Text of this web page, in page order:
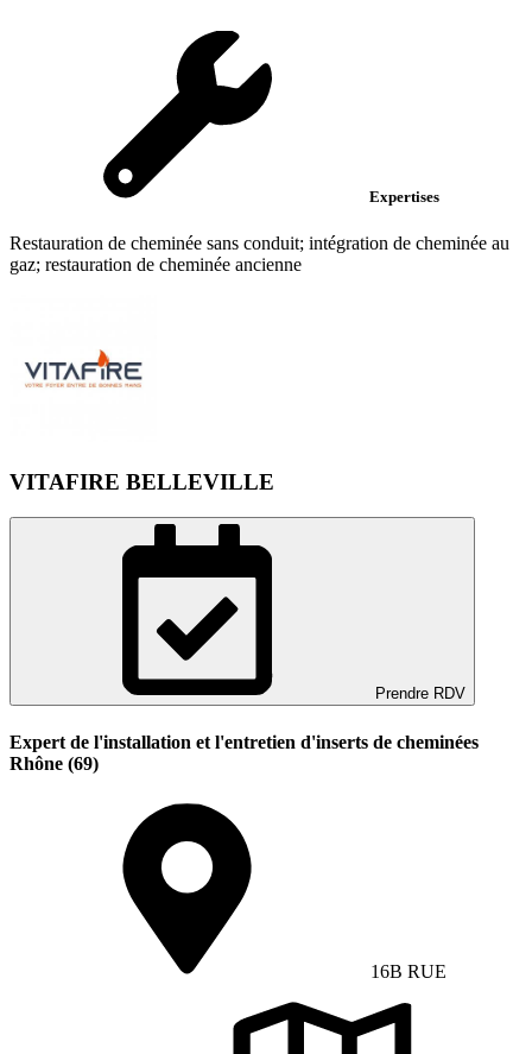
Expertises
Restauration de cheminée sans conduit; intégration de cheminée au
gaz; restauration de cheminée ancienne
VITAFIRE BELLEVILLE
Prendre RDV
Expert de l'installation et l'entretien d'inserts de cheminées
Rhône (69)
16B RUE